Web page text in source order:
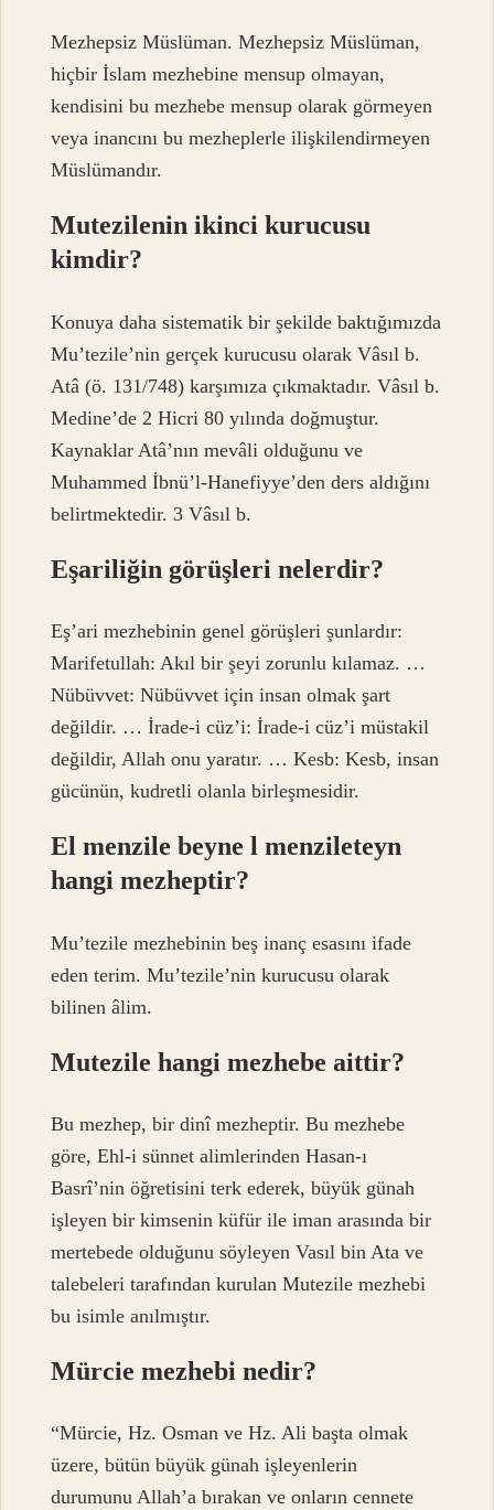
Mezhepsiz Müslüman. Mezhepsiz Müslüman,
hiçbir İslam mezhebine mensup olmayan,
kendisini bu mezhebe mensup olarak görmeyen
veya inancını bu mezheplerle ilişkilendirmeyen
Müslümandır.
Mutezilenin ikinci kurucusu
kimdir?
Konuya daha sistematik bir şekilde baktığımızda
Mu’tezile’nin gerçek kurucusu olarak Vâsıl b.
Atâ (ö. 131/748) karşımıza çıkmaktadır. Vâsıl b.
Medine’de 2 Hicri 80 yılında doğmuştur.
Kaynaklar Atâ’nın mevâli olduğunu ve
Muhammed İbnü’l-Hanefiyye’den ders aldığını
belirtmektedir. 3 Vâsıl b.
Eşariliğin görüşleri nelerdir?
Eş’ari mezhebinin genel görüşleri şunlardır:
Marifetullah: Akıl bir şeyi zorunlu kılamaz. …
Nübüvvet: Nübüvvet için insan olmak şart
değildir. … İrade-i cüz’i: İrade-i cüz’i müstakil
değildir, Allah onu yaratır. … Kesb: Kesb, insan
gücünün, kudretli olanla birleşmesidir.
El menzile beyne l menzileteyn
hangi mezheptir?
Mu’tezile mezhebinin beş inanç esasını ifade
eden terim. Mu’tezile’nin kurucusu olarak
bilinen âlim.
Mutezile hangi mezhebe aittir?
Bu mezhep, bir dinî mezheptir. Bu mezhebe
göre, Ehl-i sünnet alimlerinden Hasan-ı
Basrî’nin öğretisini terk ederek, büyük günah
işleyen bir kimsenin küfür ile iman arasında bir
mertebede olduğunu söyleyen Vasıl bin Ata ve
talebeleri tarafından kurulan Mutezile mezhebi
bu isimle anılmıştır.
Mürcie mezhebi nedir?
“Mürcie, Hz. Osman ve Hz. Ali başta olmak
üzere, bütün büyük günah işleyenlerin
durumunu Allah’a bırakan ve onların cennete